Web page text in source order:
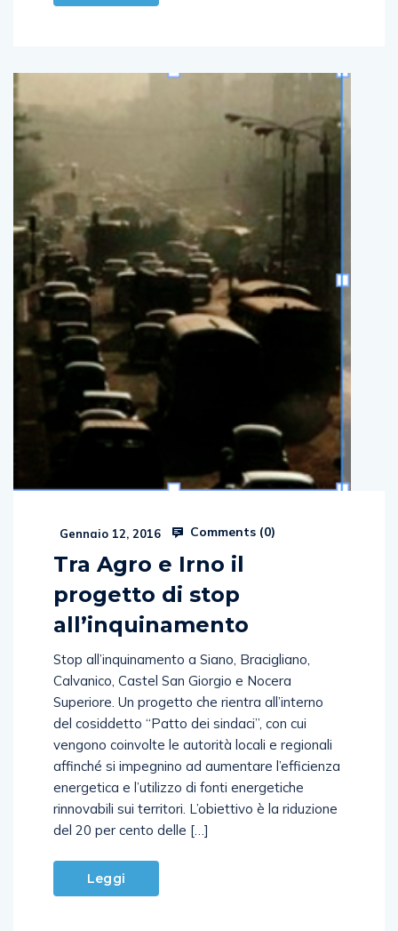
Gennaio 12, 2016 Comments (0)
Tra Agro e Irno il
progetto di stop
all’inquinamento
Stop all’inquinamento a Siano, Bracigliano,
Calvanico, Castel San Giorgio e Nocera
Superiore. Un progetto che rientra all’interno
del cosiddetto “Patto dei sindaci”, con cui
vengono coinvolte le autorità locali e regionali
affinché si impegnino ad aumentare l’efficienza
energetica e l’utilizzo di fonti energetiche
rinnovabili sui territori. L’obiettivo è la riduzione
del 20 per cento delle […]
Leggi